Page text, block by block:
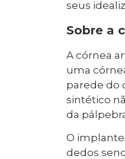
seus
Sobre a
A córnea
uma
parede do
sintético
da
O implante
dedos